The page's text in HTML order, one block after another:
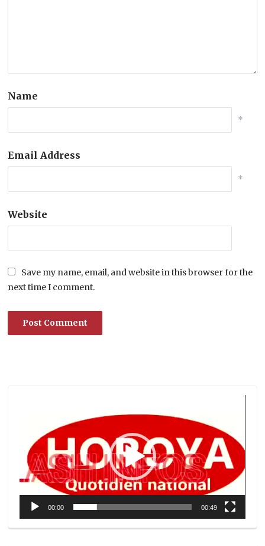
Name
*
Email Address
*
Website
Save my name, email, and website in this browser for the
next time I comment.
00:00 00:49